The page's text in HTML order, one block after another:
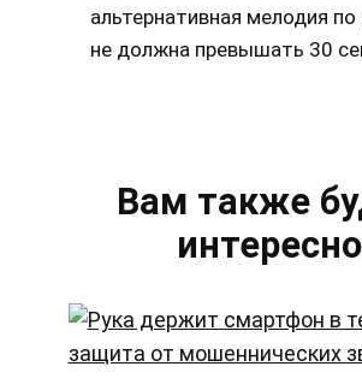
альтернативная мелодия
не должна превышать 30
Вам также
интересно